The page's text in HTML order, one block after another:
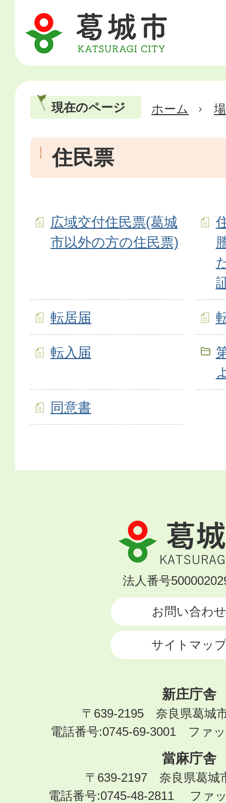
現在のページ ホーム
住民票
広域交付住民票(葛城
市以外の方の住民票)
転居届
転入届
同意書
葛
城
市
KATSURAGI
法人番号
お問い合わせ
サイトマッ
新庄庁舎
〒639-2195 奈良県葛城
電話番号:0745-69-3001 ファ
當麻庁舎
〒639-2197 奈良県葛城
電話番号:0745-48-2811 ファ